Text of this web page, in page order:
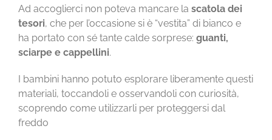
MODULISTICA
EVENTI
NEWS
CONTATTI
Ad accoglierci non poteva mancare la scatola dei
tesori, che per l’occasione si è “vestita” di bianco e
ha portato con sé tante calde sorprese: guanti,
sciarpe e cappellini.
I bambini hanno potuto esplorare liberamente questi
materiali, toccandoli e osservandoli con curiosità,
scoprendo come utilizzarli per proteggersi dal
freddo